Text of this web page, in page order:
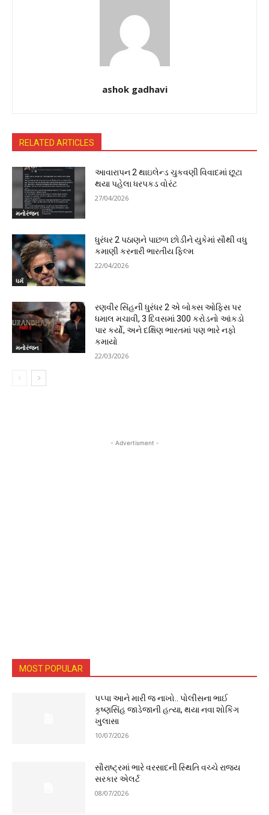
ashok gadhavi
RELATED ARTICLES
મનોરંજન
આવારાપન 2 થાઇલેન્ડ ચુકવણી વિવાદમાં છૂટા
થયા પહેલા ધરપકડ વોરંટ
27/04/2026
ધર્મ
ધુરંધર 2 પઠાણને પાછળ છોડીને યુકેમાં સૌથી વધુ
કમાણી કરનારી ભારતીય ફિલ્મ
22/04/2026
મનોરંજન
રણવીર સિંહની ધુરંધર 2 એ બોક્સ ઓફિસ પર
ધમાલ મચાવી, 3 દિવસમાં 300 કરોડનો આંકડો
પાર કર્યો, અને દક્ષિણ ભારતમાં પણ ભારે નફો
કમાયો
22/03/2026
- Advertisment -
MOST POPULAR
પપ્પા આને મારી જ નાખો.. પોલીસના ભાઈ
કૃષ્ણસિંહ જાડેજાની હત્યા, થયા નવા શોકિંગ
ખુલાસા
10/07/2026
સૌરાષ્ટ્રમાં ભારે વરસાદની સ્થિતિ વચ્ચે રાજ્ય
સરકાર એલર્ટ
08/07/2026